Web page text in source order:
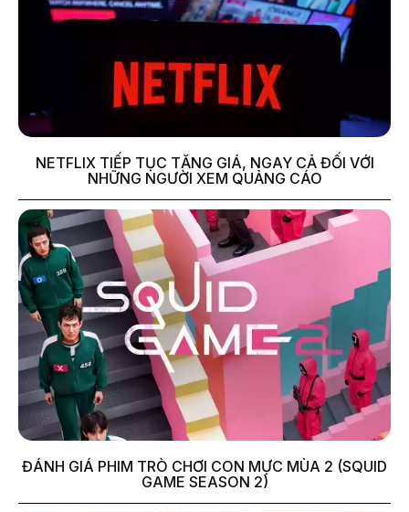
NETFLIX TIẾP TỤC TĂNG GIÁ, NGAY CẢ ĐỐI VỚI
NHỮNG NGƯỜI XEM QUẢNG CÁO
ĐÁNH GIÁ PHIM TRÒ CHƠI CON MỰC MÙA 2 (SQUID
GAME SEASON 2)